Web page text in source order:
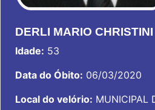
DERLI MARIO CHRISTINI
Idade: 53
Data do Óbito: 06/03/2020
Local do velório: MUNICIPAL